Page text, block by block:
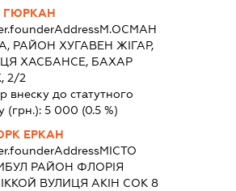
ГЮРКАН
М.ОСМАН
РАЙОН ХУГАВЕН ЖІГАР,
ХАСБАНСЕ, БАХАР
2/2
внеску до статутного
(грн.):5 000 (0.5 %)
ЕРКАН
МІСТО
РАЙОН ФЛОРІЯ
ВУЛИЦЯ АКІН СОК 8